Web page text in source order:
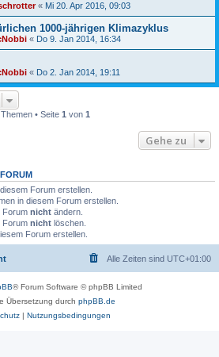
« Mi 20. Apr 2016, 09:03
1000-jährigen Klimazyklus
« Do 9. Jan 2014, 16:34
« Do 2. Jan 2014, 19:11
• Seite 1 von 1
Gehe zu
Forum erstellen.
in diesem Forum erstellen.
Forum nicht ändern.
Forum nicht löschen.
Forum erstellen.
Alle Zeiten sind UTC+01:00
® Forum Software © phpBB Limited
Übersetzung durch phpBB.de
| Nutzungsbedingungen